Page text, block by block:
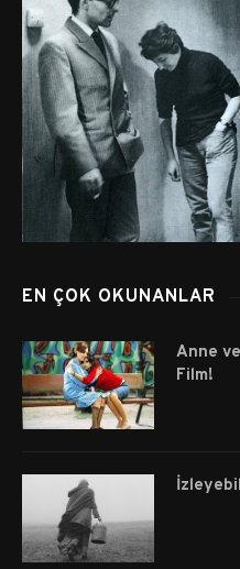
EN ÇOK OKUNANLAR
Anne
Film!